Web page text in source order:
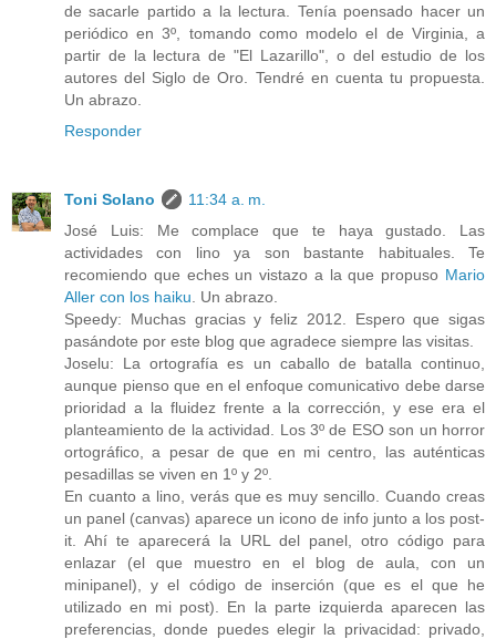
de sacarle partido a la lectura. Tenía poensado hacer un
periódico en 3º, tomando como modelo el de Virginia, a
partir de la lectura de "El Lazarillo", o del estudio de los
autores del Siglo de Oro. Tendré en cuenta tu propuesta.
Un abrazo.
Responder
Toni Solano
11:34 a. m.
José Luis: Me complace que te haya gustado. Las
actividades con lino ya son bastante habituales. Te
recomiendo que eches un vistazo a la que propuso Mario
Aller con los haiku . Un abrazo.
Speedy: Muchas gracias y feliz 2012. Espero que sigas
pasándote por este blog que agradece siempre las visitas.
Joselu: La ortografía es un caballo de batalla continuo,
aunque pienso que en el enfoque comunicativo debe darse
prioridad a la fluidez frente a la corrección, y ese era el
planteamiento de la actividad. Los 3º de ESO son un horror
ortográfico, a pesar de que en mi centro, las auténticas
pesadillas se viven en 1º y 2º.
En cuanto a lino, verás que es muy sencillo. Cuando creas
un panel (canvas) aparece un icono de info junto a los post-
it. Ahí te aparecerá la URL del panel, otro código para
enlazar (el que muestro en el blog de aula, con un
minipanel), y el código de inserción (que es el que he
utilizado en mi post). En la parte izquierda aparecen las
preferencias, donde puedes elegir la privacidad: privado,